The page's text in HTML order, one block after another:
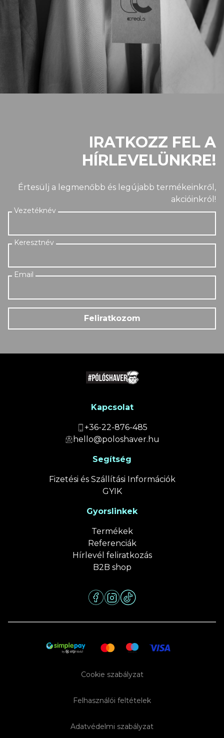
IRATKOZZ FEL A
HÍRLEVELÜNKRE!
Értesülj a legmenőbb és legújabb termékeinkről,
akcióinkról!
Feliratkozom
Kapcsolat
+36-22-876-485
hello@poloshaver.hu
Segítség
Fizetési és Szállítási Információk
GYIK
Gyorslinkek
Termékek
Referenciák
Hírlevél feliratkozás
B2B shop
Adatvédelmi szabályzat
Felhasználói feltételek
Cookie szabályzat